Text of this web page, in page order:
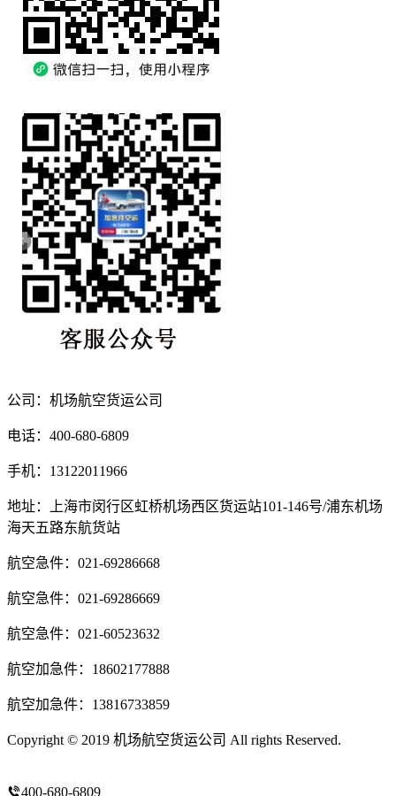
公司：机场航空货运公司
电话：400-680-6809
手机：13122011966
地址：上海市闵行区虹桥机场西区货运站101-146号/浦东机场
海天五路东航货站
航空急件：021-69286668
航空急件：021-69286669
航空急件：021-60523632
航空加急件：18602177888
航空加急件：13816733859
Copyright © 2019 机场航空货运公司 All rights Reserved.
400-680-6809